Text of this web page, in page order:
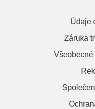
Údaje
Záruka